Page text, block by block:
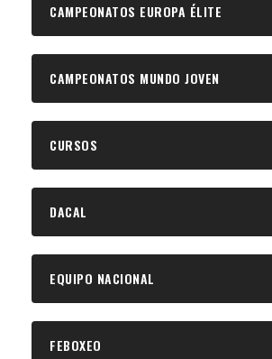
CAMPEONATOS EUROPA ÉLITE
CAMPEONATOS MUNDO JOVEN
CURSOS
DACAL
EQUIPO NACIONAL
FEBOXEO